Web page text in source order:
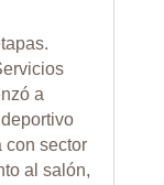
a
con sector
al salón,